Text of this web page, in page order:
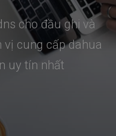
cho đầu ghi và
vị cung cấp dahua
uy tín nhất